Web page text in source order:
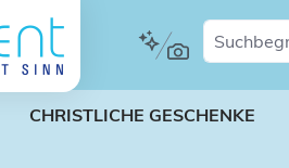
CHRISTLICHE GESCHENKE